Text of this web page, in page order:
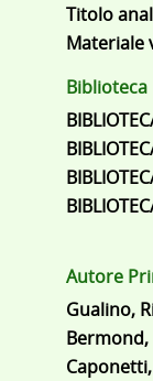
Titolo
Materiale
Biblioteca
Autore
Gualino,